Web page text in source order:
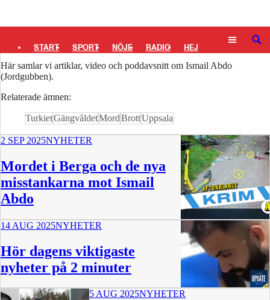
START SPORT NÖJE RADIO HEJ
PLUS
SÖK
Ismail Abdo (Jordgubben)
Här samlar vi artiklar, video och poddavsnitt om Ismail Abdo
(Jordgubben).
Relaterade ämnen:
TurkietGängvåldetMordBrottUppsala
2 SEP 2025NYHETER
Mordet i Berga och de nya
misstankarna mot Ismail
Abdo
27 min
14 AUG 2025NYHETER
Hör dagens viktigaste
nyheter på 2 minuter
5 AUG 2025NYHETER